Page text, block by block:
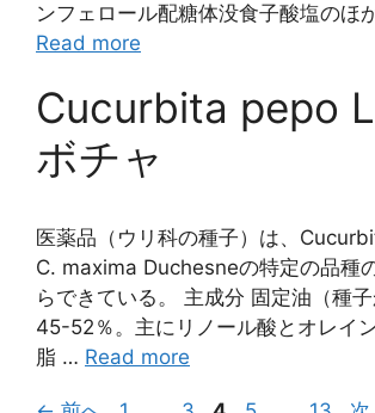
ンフェロール配糖体没食子酸塩のほ
Read more
Cucurbita pepo
ボチャ
医薬品（ウリ科の種子）は、
C. maxima Duchesneの特定の品種
らできている。 主成分 固定油（種子
45-52％。主にリノール酸とオレイ
脂 … Read more